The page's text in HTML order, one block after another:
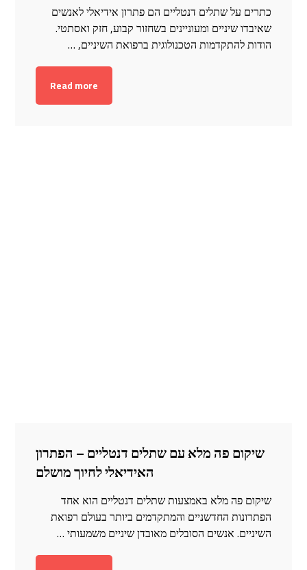
כתרים על שתלים דנטליים הם פתרון אידיאלי לאנשים
שאיבדו שיניים ומעוניינים בשחזור קבוע, חזק ואסתטי.
הודות להתקדמות הטכנולוגית ברפואת השיניים, …
Read more
שיקום פה מלא עם שתלים דנטליים – הפתרון
האידיאלי לחיוך מושלם
שיקום פה מלא באמצעות שתלים דנטליים הוא אחד
הפתרונות החדשניים והמתקדמים ביותר בעולם רפואת
השיניים. אנשים הסובלים מאובדן שיניים משמעותי …